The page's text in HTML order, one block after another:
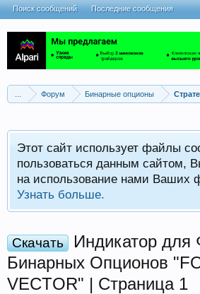
Форум Бинарные опционы
Этот сайт использует файлы
пользоваться данным сайтом,
на использование нами Ваших
Узнать больше.
Скачать
Индикатор для
Бинарных Опционов
VECTOR" | Страница 1
Поиск сообщений Последние сообщения